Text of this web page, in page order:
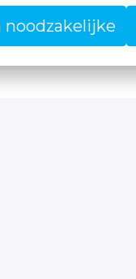
noodzakelijke